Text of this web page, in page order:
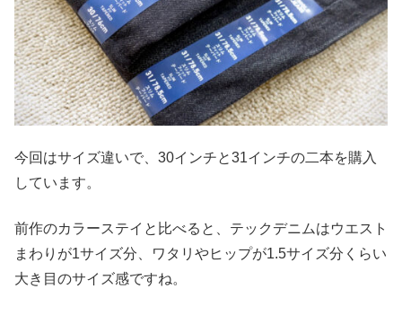
今回はサイズ違いで、30インチと31インチの二本を購入
しています。
前作のカラーステイと比べると、テックデニムはウエスト
まわりが1サイズ分、ワタリやヒップが1.5サイズ分くらい
大き目のサイズ感ですね。